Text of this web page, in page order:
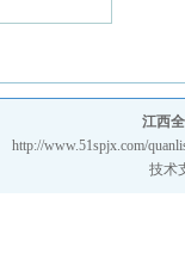
江西
http://www.51spjx.com/
技术